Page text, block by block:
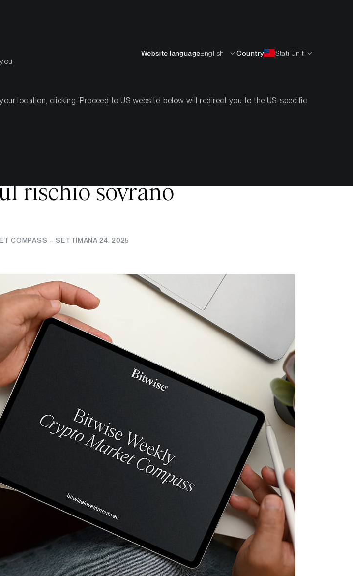
storici mentre
migliora e si rafforza
rischio sovrano
COMPASS – SETTIMANA 24, 2025
Website languageEnglish Country Stati Uniti
location, clicking 'Proceed to US website' below will redirect you to the US-specific